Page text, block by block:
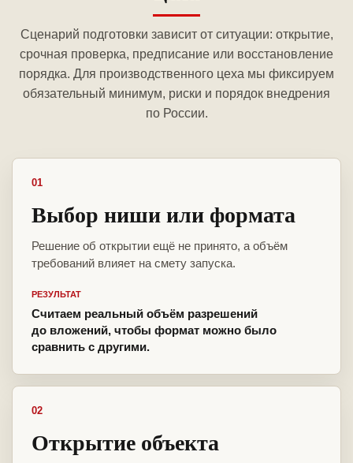
Сценарий подготовки зависит от ситуации: открытие,
срочная проверка, предписание или восстановление
порядка. Для производственного цеха мы фиксируем
обязательный минимум, риски и порядок внедрения
по России.
01
Выбор ниши или формата
Решение об открытии ещё не принято, а объём
требований влияет на смету запуска.
РЕЗУЛЬТАТ
Считаем реальный объём разрешений
до вложений, чтобы формат можно было
сравнить с другими.
02
Открытие объекта